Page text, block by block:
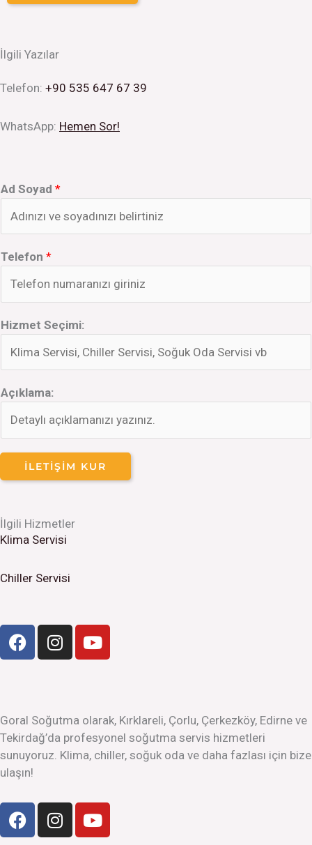
İlgili Yazılar
Telefon: +90 535 647 67 39
WhatsApp: Hemen Sor!
Ad Soyad *
Telefon *
Hizmet Seçimi:
Açıklama:
İLETIŞIM KUR
İlgili Hizmetler
Klima Servisi
Chiller Servisi
F
a
o
o
k
I
n
g
r
a
Y
o
b
e
Goral Soğutma olarak, Kırklareli, Çorlu, Çerkezköy, Edirne ve
Tekirdağ’da profesyonel soğutma servis hizmetleri
sunuyoruz. Klima, chiller, soğuk oda ve daha fazlası için bize
ulaşın!
F
a
I
n
Y
o